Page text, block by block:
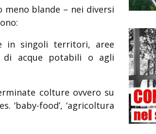
blande – nei diversi
in singoli territori, aree
di acque potabili o agli
colture ovvero su
food’, ‘agricoltura